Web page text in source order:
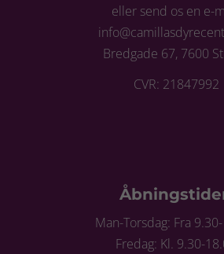
eller send os en e-
Bredgade 67, 7600
CVR: 21847992
Man-Torsdag: Fra
Fredag: Kl. 9.30-